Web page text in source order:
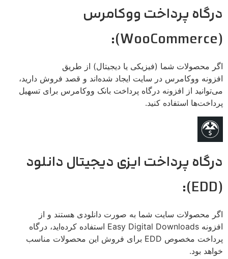
درگاه پرداخت ووکامرس
اگر محصولات شما (فیزیکی یا دیجیتال) از طریق
افزونه ووکامرس در سایت ایجاد شده‌اند و قصد فروش دارید،
می‌توانید از افزونه درگاه پرداخت بانک ووکامرس برای تسهیل
پرداخت‌ها استفاده کنید.
درگاه پرداخت ایزی دیجیتال دانلود
اگر محصولات سایت شما به صورت دانلودی هستند و از
افزونه Easy Digital Downloads استفاده کرده‌اید، درگاه
پرداخت مخصوص EDD برای فروش این محصولات مناسب
خواهد بود.